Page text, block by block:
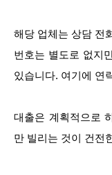
해당 업체는 상담 전
번호는 별도로 없지
있습니다. 여기에 연
대출은 계획적으로
만 빌리는 것이 건전